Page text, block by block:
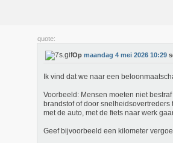
quote:
Op maandag 4 mei 2026 10:29
Ik vind dat we naar een
Voorbeeld: Mensen moeten niet
brandstof of door
met de auto, met de fiets naar werk
Geef bijvoorbeeld een kilometer